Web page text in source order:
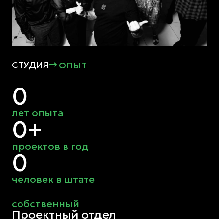
СТУДИЯ ОПЫТ
лет опыта
+
проектов в год
человек в штате
собственный
Проектный отдел